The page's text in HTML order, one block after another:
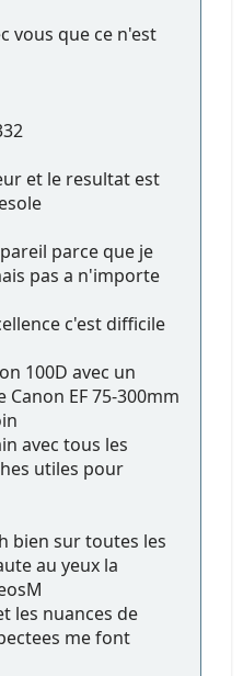
vous que ce n'est
et le resultat est
parce que je
pas a n'importe
c'est difficile
100D avec un
EF 75-300mm
avec tous les
utiles pour
bien sur toutes les
au yeux la
les nuances de
me font